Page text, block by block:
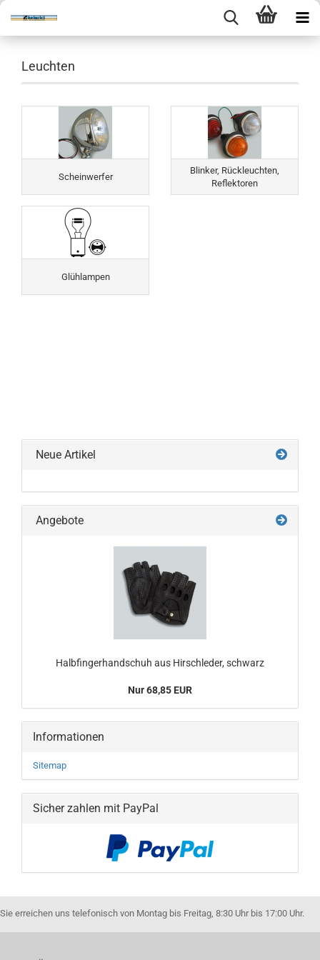
Leuchten
Scheinwerfer
Blinker, Rückleuchten,
Reflektoren
Glühlampen
Neue Artikel
Angebote
Halbfingerhandschuh aus Hirschleder, schwarz
Nur 68,85 EUR
Informationen
Sitemap
Sicher zahlen mit PayPal
Sie erreichen uns telefonisch von Montag bis Freitag, 8:30 Uhr bis 17:00 Uhr.